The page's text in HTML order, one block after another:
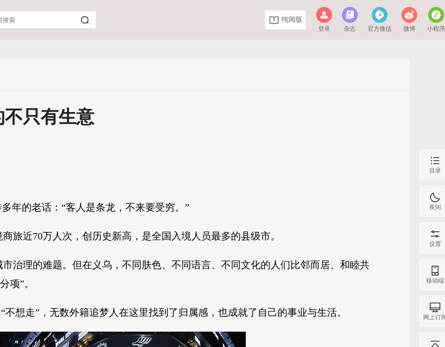
纯阅版
登录 杂志 官方微信 微博 小程序
不只有生意
年的老话：“客人是条龙，不来要受穷。”
旅近70万人次，创历史新高，是全国入境人员最多的县级市。
治理的难题。但在义乌，不同肤色、不同语言、不同文化的人们比邻而居、和睦共
项”。
不想走”，无数外籍追梦人在这里找到了归属感，也成就了自己的事业与生活。
目录
夜间
设置
移动端
网上订